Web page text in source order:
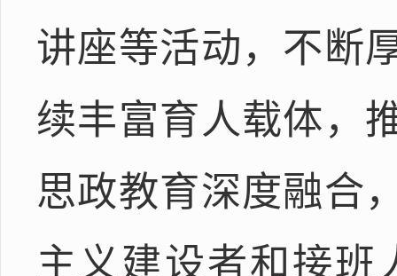
讲座等活动，不断
续丰富育人载体，
思政教育深度融合
主义建设者和接